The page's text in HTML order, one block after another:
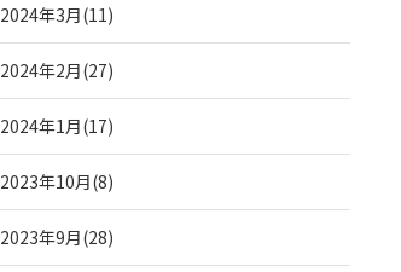
2024年3月(11)
2024年2月(27)
2024年1月(17)
2023年10月(8)
2023年9月(28)